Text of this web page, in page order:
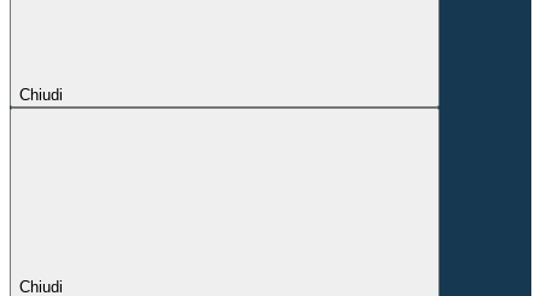
Chiudi
Chiudi